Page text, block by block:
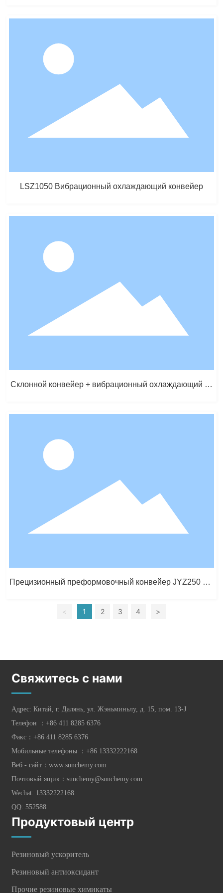
LSZ1050 Вибрационный охлаждающий конвейер
Склонной конвейер + вибрационный охлаждающий ко
Прецизионный преформовочный конвейер JYZ250 + L
< 1 2 3 4 >
Свяжитесь с нами
Адрес: Китай, г. Далянь, ул. Жэньминьлу, д. 15, пом. 13-J
Телефон ：+86 411 8285 6376
Факс：+86 411 8285 6376
Мобильные телефоны ：+86 13332222168
Веб - сайт：www.sunchemy.com
Почтовый ящик：sunchemy@sunchemy.com
Wechat: 13332222168
QQ: 552588
Продуктовый центр
Резиновый ускоритель
Резиновый антиоксидант
Прочие резиновые химикаты